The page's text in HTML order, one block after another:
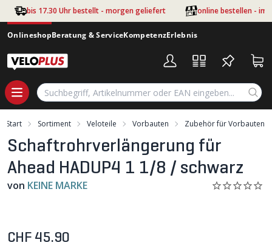
Zum Hauptinhalt springen
bis 17.30 Uhr bestellt - morgen geliefert online bestellen - im
OnlineshopBeratung & ServiceKompetenzErlebnis
Start Sortiment Veloteile Vorbauten Zubehör für Vorbauten
Schaftrohrverlängerung für
Ahead HADUP4 1 1/8 / schwarz
von KEINE MARKE
CHF 45.90